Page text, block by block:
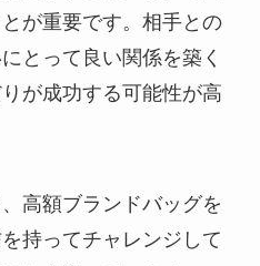
が重要です。相手との
とって良い関係を築く
が成功する可能性が高
高額ブランドバッグを
持ってチャレンジして